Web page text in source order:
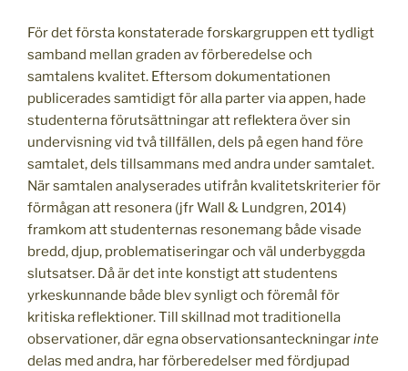
För det första konstaterade forskargruppen ett tydligt
samband mellan graden av förberedelse och
samtalens kvalitet. Eftersom dokumentationen
publicerades samtidigt för alla parter via appen, hade
studenterna förutsättningar att reflektera över sin
undervisning vid två tillfällen, dels på egen hand före
samtalet, dels tillsammans med andra under samtalet.
När samtalen analyserades utifrån kvalitetskriterier för
förmågan att resonera (jfr Wall & Lundgren, 2014)
framkom att studenternas resonemang både visade
bredd, djup, problematiseringar och väl underbyggda
slutsatser. Då är det inte konstigt att studentens
yrkeskunnande både blev synligt och föremål för
kritiska reflektioner. Till skillnad mot traditionella
observationer, där egna observationsanteckningarinte
delas med andra, har förberedelser med fördjupad